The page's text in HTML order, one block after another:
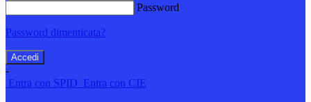
Password
Password dimenticata?
-
Entra con SPID Entra con CIE